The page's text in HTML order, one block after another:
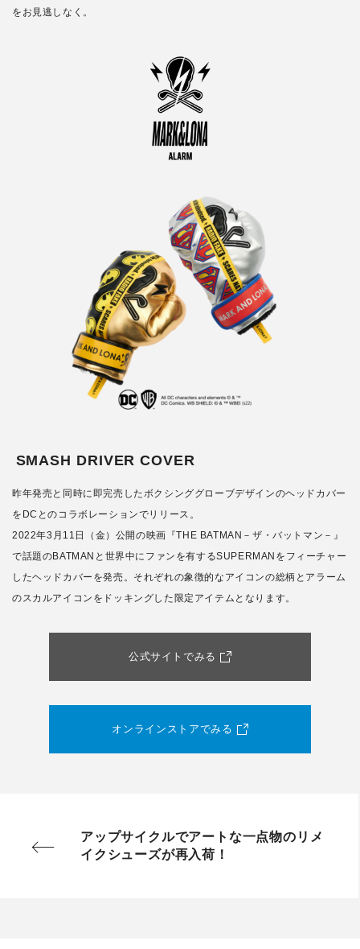
をお見逃しなく。
SMASH DRIVER COVER
昨年発売と同時に即完売したボクシンググローブデザインのヘッドカバー
をDCとのコラボレーションでリリース。
2022年3月11日（金）公開の映画『THE BATMAN－ザ・バットマン－』
で話題のBATMANと世界中にファンを有するSUPERMANをフィーチャー
したヘッドカバーを発売。それぞれの象徴的なアイコンの総柄とアラーム
のスカルアイコンをドッキングした限定アイテムとなります。
公式サイトでみる
オンラインストアでみる
アップサイクルでアートな一点物のリメ
イクシューズが再入荷！